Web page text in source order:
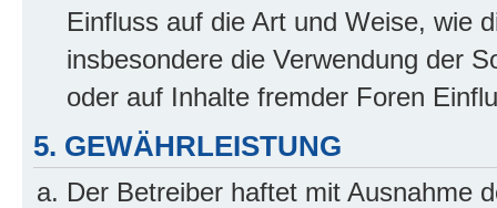
Einfluss auf die Art und Weise, wie
insbesondere die Verwendung der
oder auf Inhalte fremder Foren
5. GEWÄHRLEISTUNG
Der Betreiber haftet mit Ausnahme